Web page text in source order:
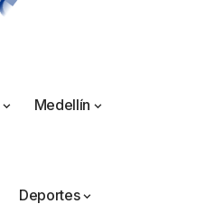
Medellín
Deportes